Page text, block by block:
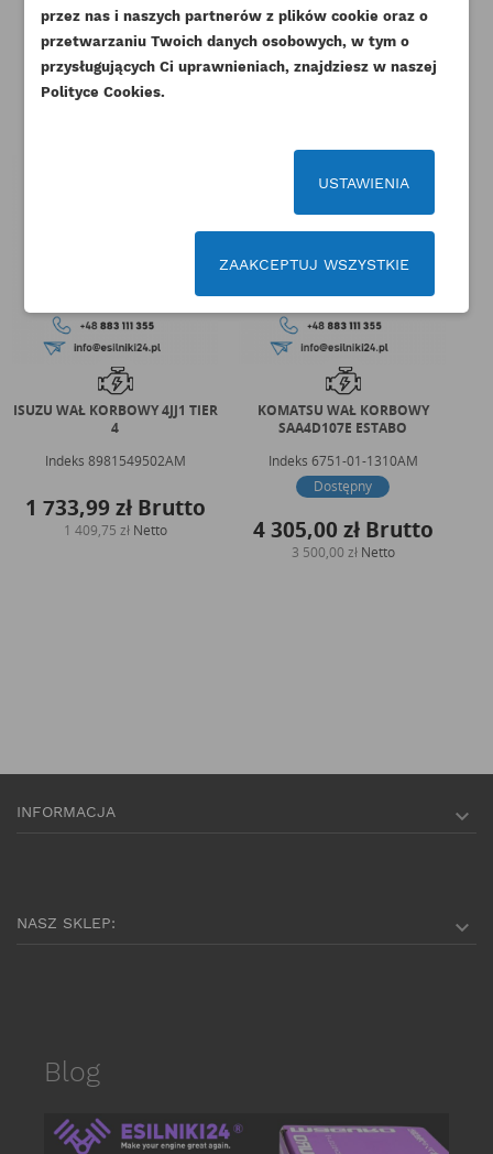
Pozostałe produkty w tej kategorii:
ISUZU WAŁ KORBOWY 4JJ1 TIER
4
Indeks 8981549502AM
1 733,99 złBrutto
1 409,75 zł Netto
KOMATSU WAŁ KORBOWY
SAA4D107E ESTABO
Indeks 6751-01-1310AM
Dostępny
4 305,00 złBrutto
3 500,00 zł Netto
INFORMACJA 
NASZ SKLEP: 
Blog
przez nas i naszych partnerów z plików cookie oraz o
przetwarzaniu Twoich danych osobowych, w tym o
przysługujących Ci uprawnieniach, znajdziesz w naszej
Polityce Cookies.
USTAWIENIA
ZAAKCEPTUJ WSZYSTKIE